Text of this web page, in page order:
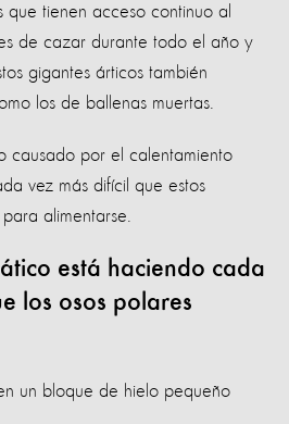
que tienen acceso continuo al
de cazar durante todo el año y
gigantes árticos también
los de ballenas muertas.
causado por el calentamiento
vez más difícil que estos
alimentarse.
está haciendo cada
los osos polares